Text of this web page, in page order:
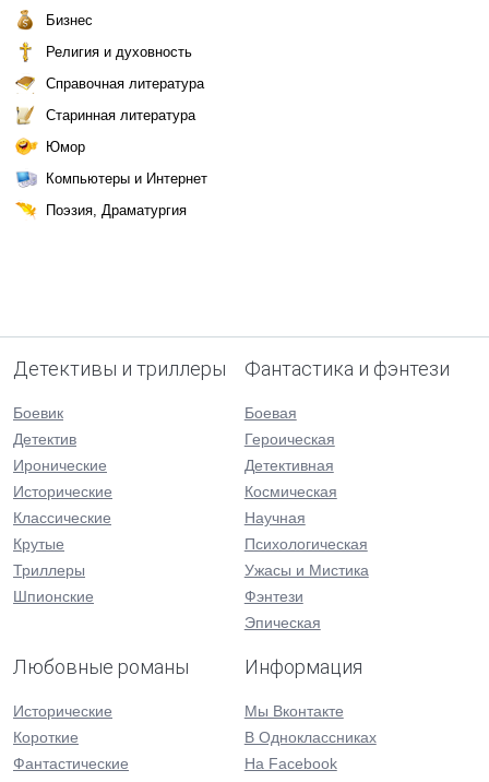
Бизнес
Религия и духовность
Справочная литература
Старинная литература
Юмор
Компьютеры и Интернет
Поэзия, Драматургия
Детективы и триллеры
Боевик
Детектив
Иронические
Исторические
Классические
Крутые
Триллеры
Шпионские
Фантастика и фэнтези
Боевая
Героическая
Детективная
Космическая
Научная
Психологическая
Ужасы и Мистика
Фэнтези
Эпическая
Любовные романы
Исторические
Короткие
Фантастические
Информация
Мы Вконтакте
В Одноклассниках
На Facebook